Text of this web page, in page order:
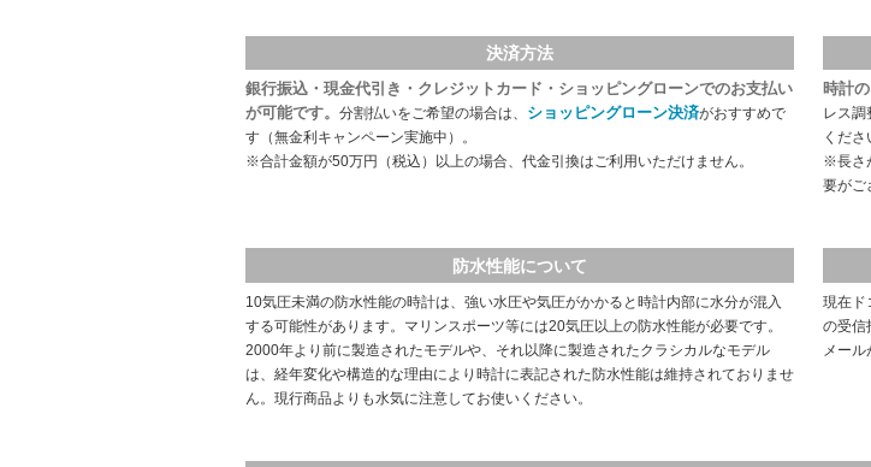
決済方法
銀行振込・現金代引き・クレジットカード・ショッピングローンでのお支払い
が可能です。 分割払いをご希望の場合は、 ショッピングローン決済がおすすめで
す（無金利キャンペーン実施中）。
※合計金額が50万円（税込）以上の場合、代金引換はご利用いただけません。
時計
レス調
くだ
※長さ
要がご
防水性能について
10気圧未満の防水性能の時計は、強い水圧や気圧がかかると時計内部に水分が混入
する可能性があります。マリンスポーツ等には20気圧以上の防水性能が必要です。
2000年より前に製造されたモデルや、それ以降に製造されたクラシカルなモデル
は、経年変化や構造的な理由により時計に表記された防水性能は維持されておりませ
ん。現行商品よりも水気に注意してお使いください。
現在ド
の受信
メール